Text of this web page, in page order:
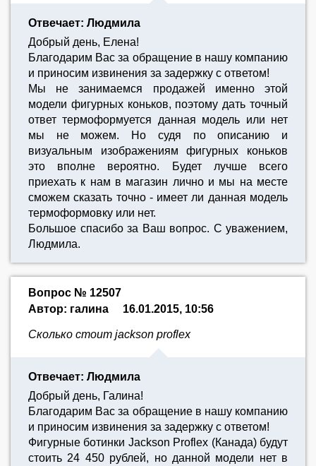
Отвечает: Людмила
Добрый день, Елена!
Благодарим Вас за обращение в нашу компанию
и приносим извинения за задержку с ответом!
Мы не занимаемся продажей именно этой
модели фигурных коньков, поэтому дать точный
ответ термоформуется данная модель или нет
мы не можем. Но судя по описанию и
визуальным изображениям фигурных коньков
это вполне вероятно. Будет лучше всего
приехать к нам в магазин лично и мы на месте
сможем сказать точно - имеет ли данная модель
термоформовку или нет.
Большое спасибо за Ваш вопрос. С уважением,
Людмила.
Вопрос № 12507
Автор: галина
16.01.2015, 10:56
Сколько стоит jackson proflex
Отвечает: Людмила
Добрый день, Галина!
Благодарим Вас за обращение в нашу компанию
и приносим извинения за задержку с ответом!
Фигурные ботинки Jackson Proflex (Канада) будут
стоить 24 450 рублей, но данной модели нет в